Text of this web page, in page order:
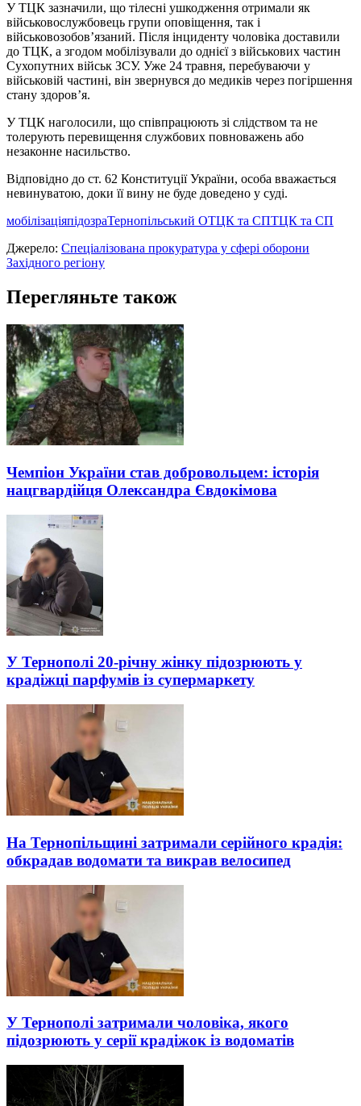
У ТЦК зазначили, що тілесні ушкодження отримали як
військовослужбовець групи оповіщення, так і
військовозобов’язаний. Після інциденту чоловіка доставили
до ТЦК, а згодом мобілізували до однієї з військових частин
Сухопутних військ ЗСУ. Уже 24 травня, перебуваючи у
військовій частині, він звернувся до медиків через погіршення
стану здоров’я.
У ТЦК наголосили, що співпрацюють зі слідством та не
толерують перевищення службових повноважень або
незаконне насильство.
Відповідно до ст. 62 Конституції України, особа вважається
невинуватою, доки її вину не буде доведено у суді.
мобілізаціяпідозраТернопільський ОТЦК та СПТЦК та СП
Джерело: Спеціалізована прокуратура у сфері оборони
Західного регіону
Перегляньте також
Чемпіон України став добровольцем: історія
нацгвардійця Олександра Євдокімова
У Тернополі 20-річну жінку підозрюють у
крадіжці парфумів із супермаркету
На Тернопільщині затримали серійного крадія:
обкрадав водомати та викрав велосипед
У Тернополі затримали чоловіка, якого
підозрюють у серії крадіжок із водоматів